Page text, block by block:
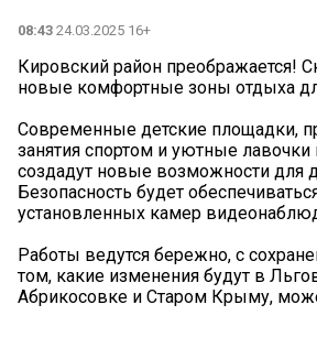
08:43 24.03.2025 16+
Кировский район преображается!
новые комфортные зоны отдыха
Современные детские площадки,
занятия спортом и уютные
создадут новые возможности для
Безопасность будет
установленных камер
Работы ведутся бережно, с
том, какие изменения будут в
Абрикосовке и Старом Крыму,